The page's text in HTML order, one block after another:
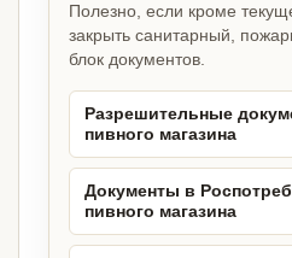
Полезно, если кроме
закрыть санитарный,
блок документов.
Разрешительные
пивного магазина
Документы в
пивного магазина